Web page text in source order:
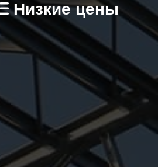
Низкие цены